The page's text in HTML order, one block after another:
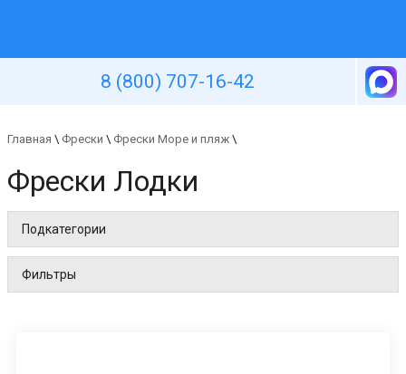
8 (800) 707-16-42
Главная \ Фрески \ Фрески Море и пляж \
Фрески Лодки
Подкатегории
Фильтры